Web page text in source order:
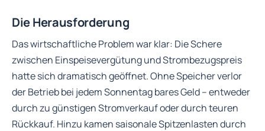
Die Herausforderung
Das wirtschaftliche Problem war klar: Die Schere
zwischen Einspeisevergütung und Strombezugspreis
hatte sich dramatisch geöffnet. Ohne Speicher verlor
der Betrieb bei jedem Sonnentag bares Geld – entweder
durch zu günstigen Stromverkauf oder durch teuren
Rückkauf. Hinzu kamen saisonale Spitzenlasten durch